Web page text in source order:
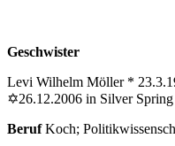
Geschwister
Levi Wilhelm Möller *
✡26.12.2006 in Silver Spring
BerufKoch;